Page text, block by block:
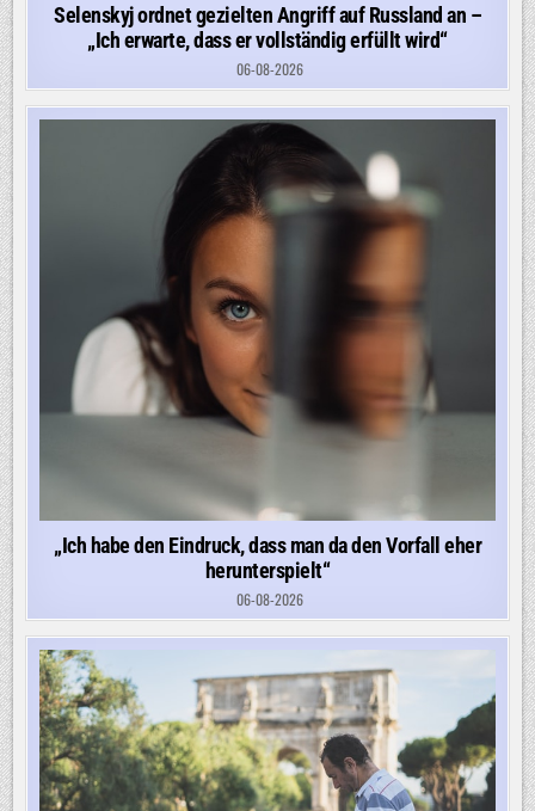
Selenskyj ordnet gezielten Angriff auf Russland an –
„Ich erwarte, dass er vollständig erfüllt wird“
06-08-2026
„Ich habe den Eindruck, dass man da den Vorfall eher
herunterspielt“
06-08-2026